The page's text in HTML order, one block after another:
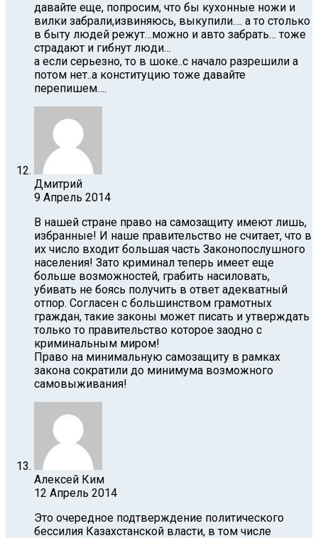
давайте еще, попросим, что бы кухонные ножи и
вилки забрали,извиняюсь, выкупили…. а то столько
в быту людей режут…можно и авто забрать… тоже
страдают и гибнут люди…
а если серьезно, то в шоке..с начало разрешили а
потом нет..а конституцию тоже давайте
перепишем….
Дмитрий
9 Апрель 2014
В нашей стране право на самозащиту имеют лишь,
избранные! И наше правительство не считает, что в
их число входит большая часть Законопослушного
населения! Зато криминал теперь имеет еще
больше возможностей, грабить насиловать,
убивать не боясь получить в ответ адекватный
отпор. Согласен с большинством грамотных
граждан, такие законы может писать и утверждать
только то правительство которое заодно с
криминальным миром!
Право на минимальную самозащиту в рамках
закона сократили до минимума возможного
самовыживания!
Алексей Ким
12 Апрель 2014
Это очередное подтверждение политического
бессилия Казахстанской власти, в том числе